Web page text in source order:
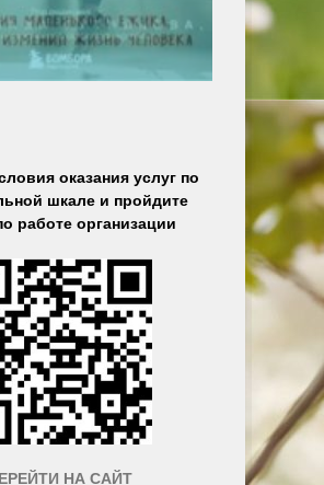
оказания услуг по
шкале и пройдите
работе организации
НА САЙТ